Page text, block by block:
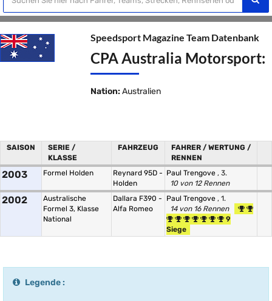
Speedsport Magazine Team Datenbank
CPA Australia Motorsport:
Nation: Australien
SAISON
SERIE /
KLASSE
FAHRZEUG
FAHRER / WERTUNG /
RENNEN
2003 Formel Holden
Reynard 95D -
Holden
Paul Trengove , 3.
10 von 12 Rennen
2002
Australische
Formel 3, Klasse
National
Dallara F390 -
Alfa Romeo
Paul Trengove , 1.
14 von 16 Rennen
9
Siege
Legende :